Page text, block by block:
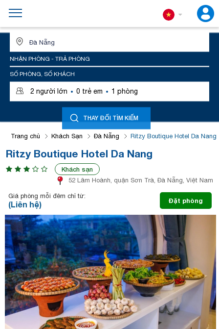
NHẬN PHÒNG - TRẢ PHÒNG
SỐ PHÒNG, SỐ KHÁCH
2 người lớn · 0 trẻ em · 1 phòng
THAY ĐỔI TÌM KIẾM
Trang chủ Khách Sạn Đà Nẵng Ritzy Boutique Hotel Da Nang
Ritzy Boutique Hotel Da Nang
Khách sạn
52 Lâm Hoành, quận Sơn Trà, Đà Nẵng, Việt Nam
Giá phòng mỗi đêm chỉ từ:
(Liên hệ) Đặt phòng